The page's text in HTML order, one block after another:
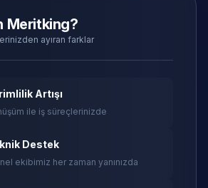
Meritking?
ayıran farklar
Artışı
ile iş süreçlerinizde
Destek
ekibimiz her zaman yanınızda